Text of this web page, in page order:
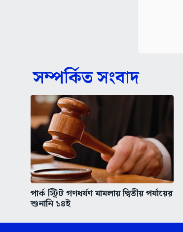
সম্পর্কিত সংবাদ
পার্ক স্ট্রিট গণধর্ষণ মামলায় দ্বিতীয় পর্যায়ের
শুনানি ১৪ই